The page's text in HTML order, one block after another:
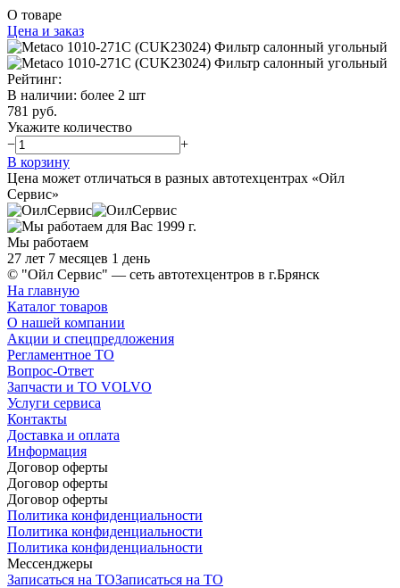
О товаре
Цена и заказ
Рейтинг:
В наличии: более 2 шт
781 руб.
Укажите количество
−
+
В корзину
Цена может отличаться в разных автотехцентрах «Ойл
Сервис»
Мы работаем
27 лет 7 месяцев 1 день
© "Ойл Сервис" — сеть автотехцентров в г.Брянск
На главную
Каталог товаров
О нашей компании
Акции и спецпредложения
Регламентное ТО
Вопрос-Ответ
Запчасти и ТО VOLVO
Услуги сервиса
Контакты
Доставка и оплата
Информация
Договор оферты
Договор оферты
Договор оферты
Политика конфиденциальности
Политика конфиденциальности
Политика конфиденциальности
Мессенджеры
Записаться на ТОЗаписаться на ТО